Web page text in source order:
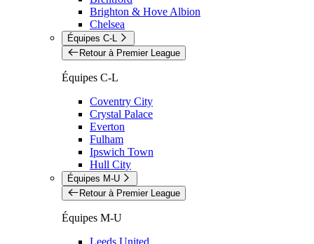
Brighton & Hove Albion
Chelsea
Équipes C-L
Retour à Premier League
Équipes C-L
Coventry City
Crystal Palace
Everton
Fulham
Ipswich Town
Hull City
Équipes M-U
Retour à Premier League
Équipes M-U
Leeds United